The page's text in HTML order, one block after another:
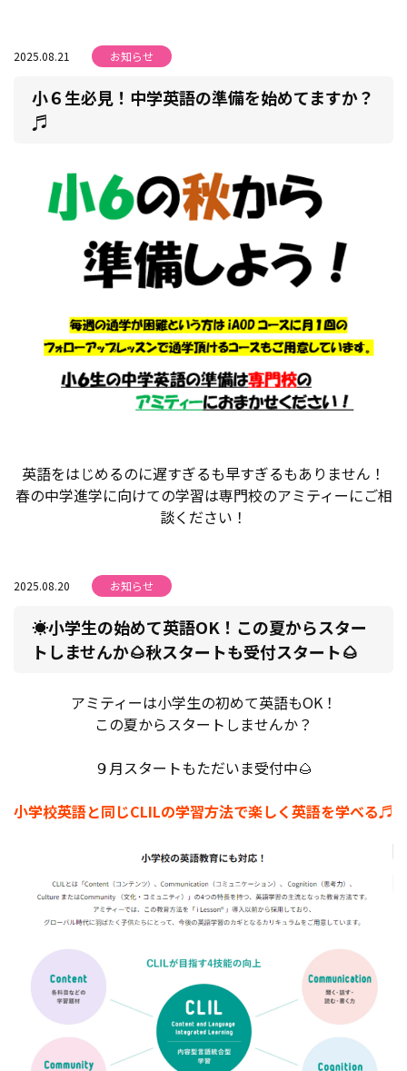
2025.08.21 お知らせ
小６生必見！中学英語の準備を始めてますか？
♬
英語をはじめるのに遅すぎるも早すぎるもありません！
春の中学進学に向けての学習は専門校のアミティーにご相
談ください！
2025.08.20 お知らせ
☀小学生の始めて英語OK！この夏からスター
トしませんか🌰秋スタートも受付スタート🌰
アミティーは小学生の初めて英語もOK！
この夏からスタートしませんか？
９月スタートもただいま受付中🌰
小学校英語と同じCLILの学習方法で楽しく英語を学べる♬